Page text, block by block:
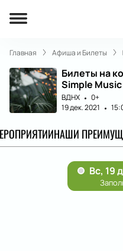
Главная Афиша и Билеты
Билеты на
Simple
ВДНХ
0+
19 дек. 2021
НАШИ